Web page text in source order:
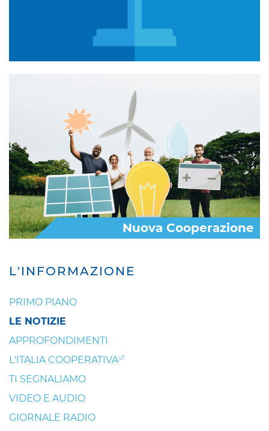
L'INFORMAZIONE
PRIMO PIANO
LE NOTIZIE
APPROFONDIMENTI
L'ITALIA COOPERATIVA
TI SEGNALIAMO
VIDEO E AUDIO
GIORNALE RADIO
Nuova Cooperazione